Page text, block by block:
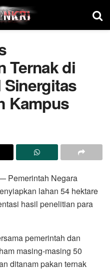
Ternak di
Sinergitas
Kampus
Pemerintah Negara
lahan 54 hektare
hasil penelitian para
pemerintah dan
masing-masing 50
ditanam pakan ternak